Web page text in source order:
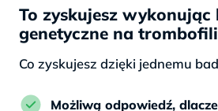
To zyskujesz wykonując
genetyczne na
Co zyskujesz dzięki jednemu
Możliwą odpowiedź,